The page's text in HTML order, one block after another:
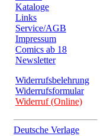
Kataloge
Links
Service/AGB
Impressum
Comics ab 18
Newsletter
Widerrufsbelehrung
Widerrufsformular
Widerruf (Online)
Deutsche Verlage